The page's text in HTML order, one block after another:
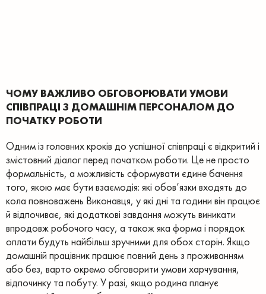
ЧОМУ ВАЖЛИВО ОБГОВОРЮВАТИ УМОВИ
СПІВПРАЦІ З ДОМАШНІМ ПЕРСОНАЛОМ ДО
ПОЧАТКУ РОБОТИ
Одним із головних кроків до успішної співпраці є відкритий і
змістовний діалог перед початком роботи. Це не просто
формальність, а можливість сформувати єдине бачення
того, якою має бути взаємодія: які обов’язки входять до
кола повноважень Виконавця, у які дні та години він працює
й відпочиває, які додаткові завдання можуть виникати
впродовж робочого часу, а також яка форма і порядок
оплати будуть найбільш зручними для обох сторін. Якщо
домашній працівник працює повний день з проживанням
або без, варто окремо обговорити умови харчування,
відпочинку та побуту. У разі, якщо родина планує